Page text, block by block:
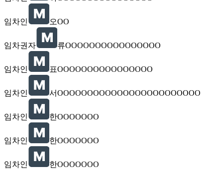
임차인 오OO
임차권자 류OOOOOOOOOOOOOOOO
임차인 표OOOOOOOOOOOOOOOO
임차인 서OOOOOOOOOOOOOOOOOOOOOOOO
임차인 한OOOOOOO
임차인 한OOOOOOO
임차인 한OOOOOOO